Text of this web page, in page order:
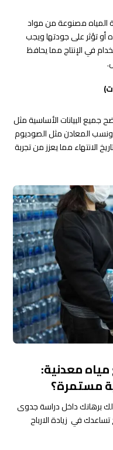
المياه مصنوعة من مواد
أو تؤثر على جودتها ويجب
في الإنتاج مما يحافظ
جميع البيانات الأساسية مثل
ونسب المعادن مثل الصوديوم
الانتهاء مما يعزز من تجربة
معدنية:
مستمرة؟
لك برهانك داخل دراسة جدوى
في زيادة الارباح